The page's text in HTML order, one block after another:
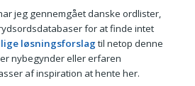
jeg gennemgået danske ordlister,
for at finde intet
løsningsforslag til netop denne
nybegynder eller erfaren
af inspiration at hente her.